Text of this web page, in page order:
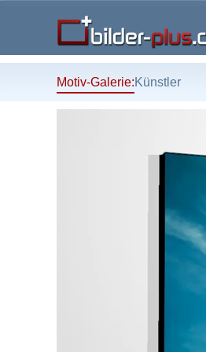
Motiv-Galerie:Künstler